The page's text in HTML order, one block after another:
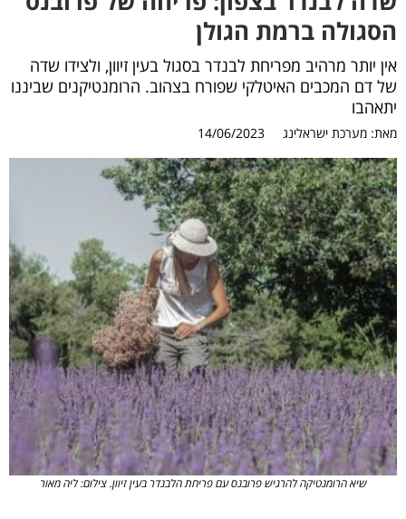
הסגולה ברמת הגולן
אין יותר מרהיב מפריחת לבנדר בסגול בעין זיוון, ולצידו שדה
של דם המכבים האיטלקי שפורח בצהוב. הרומנטיקנים שביננו
יתאהבו
מאת: מערכת ישראלינג 14/06/2023
שיא הרומנטיקה להרגיש פרובנס עם פריחת הלבנדר בעין זיוון. צילום: ליה מאור